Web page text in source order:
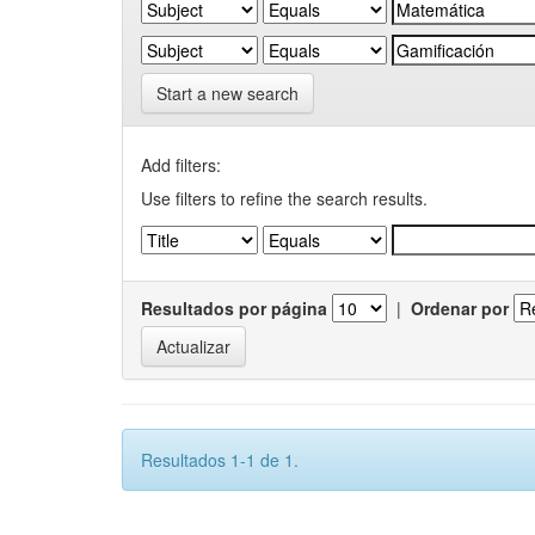
Start a new search
Add filters:
Use filters to refine the search results.
Resultados por página | Ordenar por
Resultados 1-1 de 1.